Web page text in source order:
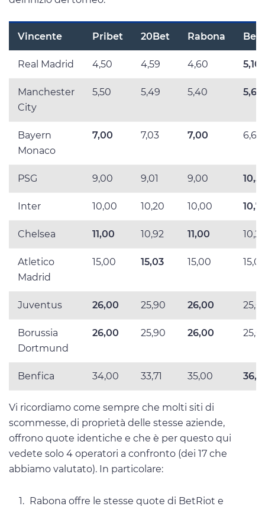
Vincente Pribet 20Bet Rabona
Real Madrid 4,50 4,59 4,60 5,10
Manchester
City
5,50 5,49 5,40 5,60
Bayern
Monaco
7,00 7,03 7,00 6,60
PSG 9,00 9,01 9,00
Inter 10,00 10,20 10,00
Chelsea 11,00 10,92 11,00
Atletico
Madrid
15,00 15,03 15,00
Juventus 26,00 25,90 26,00
Borussia
Dortmund
26,00 25,90 26,00
Benfica 34,00 33,71 35,00
Vi ricordiamo come sempre che molti siti di
scommesse, di proprietà delle stesse aziende,
offrono quote identiche e che è per questo qui
vedete solo 4 operatori a confronto (dei 17 che
abbiamo valutato). In particolare:
Rabona offre le stesse quote di BetRiot e